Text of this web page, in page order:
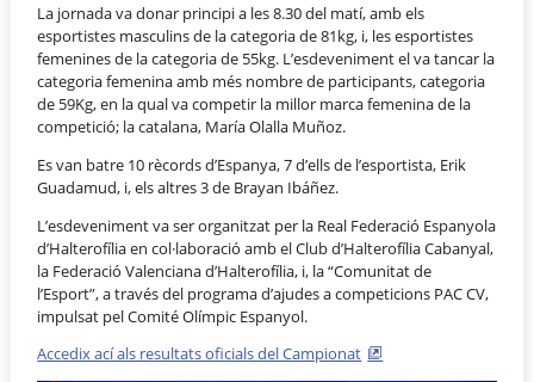
La jornada va donar principi a les 8.30 del matí, amb els
esportistes masculins de la categoria de 81kg, i, les esportistes
femenines de la categoria de 55kg. L’esdeveniment el va tancar la
categoria femenina amb més nombre de participants, categoria
de 59Kg, en la qual va competir la millor marca femenina de la
competició; la catalana, María Olalla Muñoz.
Es van batre 10 rècords d’Espanya, 7 d’ells de l’esportista, Erik
Guadamud, i, els altres 3 de Brayan Ibáñez.
L’esdeveniment va ser organitzat per la Real Federació Espanyola
d’Halterofília en col·laboració amb el Club d’Halterofília Cabanyal,
la Federació Valenciana d’Halterofília, i, la “Comunitat de
l’Esport”, a través del programa d’ajudes a competicions PAC CV,
impulsat pel Comité Olímpic Espanyol.
Accedix ací als resultats oficials del Campionat